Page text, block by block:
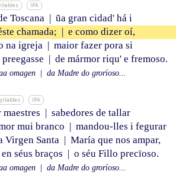
IPA
Toscana | ũa gran cidad' há i
chamada; | e como dizer oí,
na igreja | maior fazer pora si
| de mármor riqu' e fremoso.
omagen da Madre do grorïoso...
IPA
| sabedores de tallar
mui branco | mandou-lles i fegurar
Virgen Santa | María que nos ampar,
séus braços | o séu Fillo precïoso.
omagen da Madre do grorïoso...